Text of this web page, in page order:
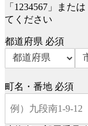
「1234567」また
てください
都道府県 必須
町名・番地 必須